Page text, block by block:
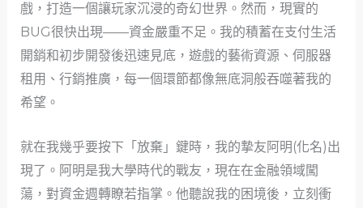
戲，打造一個讓玩家沉浸的奇幻世界。然而，現實的
BUG很快出現——資金嚴重不足。我的積蓄在支付生活
開銷和初步開發後迅速見底，遊戲的藝術資源、伺服器
租用、行銷推廣，每一個環節都像無底洞般吞噬著我的
希望。
就在我幾乎要按下「放棄」鍵時，我的摯友阿明(化名)出
現了。阿明是我大學時代的戰友，現在在金融領域闖
蕩，對資金週轉瞭若指掌。他聽說我的困境後，立刻衝